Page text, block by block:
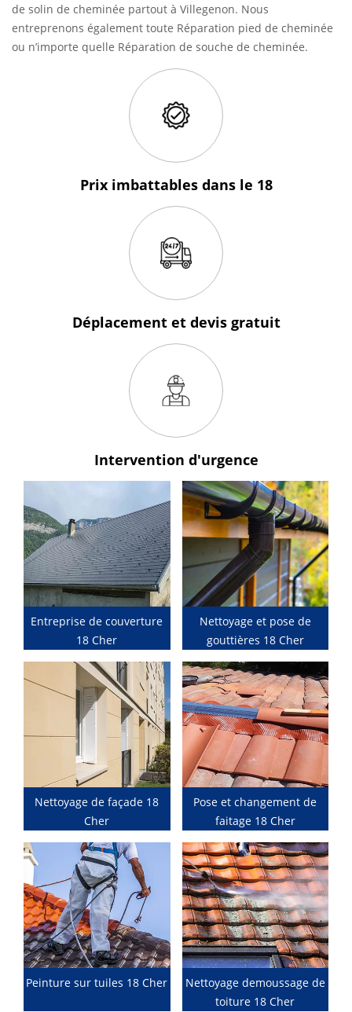
de solin de cheminée partout à Villegenon. Nous
entreprenons également toute Réparation pied de cheminée
ou n’importe quelle Réparation de souche de cheminée.
Prix imbattables dans le 18
Déplacement et devis gratuit
Intervention d'urgence
Entreprise de couverture
18 Cher
Nettoyage et pose de
gouttières 18 Cher
Nettoyage de façade 18
Cher
Pose et changement de
faitage 18 Cher
Peinture sur tuiles 18 Cher
Nettoyage demoussage de
toiture 18 Cher